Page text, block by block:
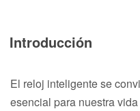
Introducción
El reloj inteligente se
esencial para nuestra